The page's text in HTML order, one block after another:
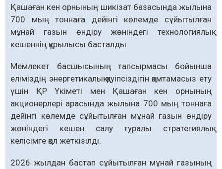
Қашаған кен орнының шикізат базасында жылына
700 мың тоннаға дейінгі көлемде сұйытылған
мұнай газын өндіру жөніндегі технологиялық
кешеннің құрылысы басталды
Мемлекет басшысының тапсырмасы бойынша
еліміздің энергетикалық қауіпсіздігін қамтамасыз ету
үшін ҚР Үкіметі мен Қашаған кен орнының
акционерлері арасында жылына 700 мың тоннаға
дейінгі көлемде сұйытылған мұнай газын өндіру
жөніндегі кешен салу туралы стратегиялық
келісімге қол жеткізілді.
2026 жылдан бастап сұйытылған мұнай газының